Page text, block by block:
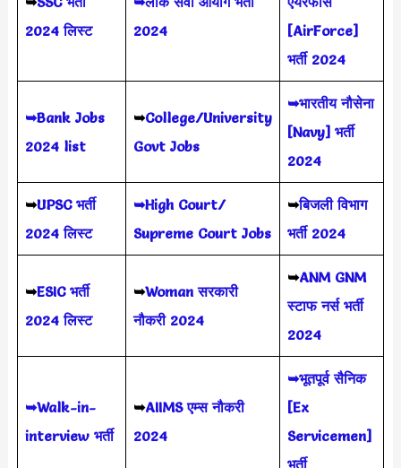
2024 लिस्ट
2024
[AirForce]
भर्ती 2024
➥Bank Jobs
2024 list
➥College/University
Govt Jobs
➥भारतीय नौसेना
[Navy] भर्ती
2024
➥UPSC भर्ती
2024 लिस्ट
➥High Court/
Supreme Court Jobs
➥बिजली विभाग
भर्ती 2024
➥ESIC भर्ती
2024 लिस्ट
➥Woman सरकारी
नौकरी 2024
➥ANM GNM
स्टाफ नर्स भर्ती
2024
➥Walk-in-
interview भर्ती
➥AIIMS एम्स नौकरी
2024
➥भूतपूर्व सैनिक
[Ex
Servicemen]
भर्ती